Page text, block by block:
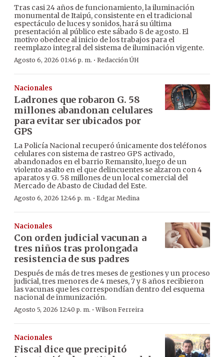
Tras casi 24 años de funcionamiento, la iluminación
monumental de Itaipú, consistente en el tradicional
espectáculo de luces y sonidos, hará su última
presentación al público este sábado 8 de agosto. El
motivo obedece al inicio de los trabajos para el
reemplazo integral del sistema de iluminación vigente.
Agosto 6, 2026 01:46 p. m. · Redacción ÚH
Nacionales
Ladrones que robaron G. 58
millones abandonan celulares
para evitar ser ubicados por
GPS
La Policía Nacional recuperó únicamente dos teléfonos
celulares con sistema de rastreo GPS activado,
abandonados en el barrio Remansito, luego de un
violento asalto en el que delincuentes se alzaron con 4
aparatos y G. 58 millones de un local comercial del
Mercado de Abasto de Ciudad del Este.
Agosto 6, 2026 12:46 p. m. · Edgar Medina
Nacionales
Con orden judicial vacunan a
tres niños tras prolongada
resistencia de sus padres
Después de más de tres meses de gestiones y un proceso
judicial, tres menores de 4 meses, 7 y 8 años recibieron
las vacunas que les correspondían dentro del esquema
nacional de inmunización.
Agosto 5, 2026 12:40 p. m. ·Wilson Ferreira
Nacionales
Fiscal dice que precipitó